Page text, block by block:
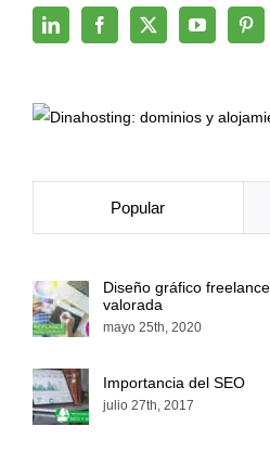
Popular
Diseño gráfico
valorada
mayo 25th, 2020
Importancia del SEO
julio 27th, 2017